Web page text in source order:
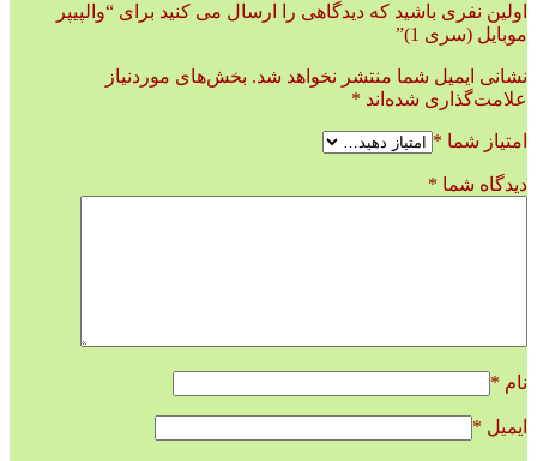
اولین نفری باشید که دیدگاهی را ارسال می کنید برای “والپیپر
موبایل (سری 1)”
نشانی ایمیل شما منتشر نخواهد شد. بخش‌های موردنیاز
علامت‌گذاری شده‌اند *
امتیاز شما *
دیدگاه شما *
نام *
ایمیل *